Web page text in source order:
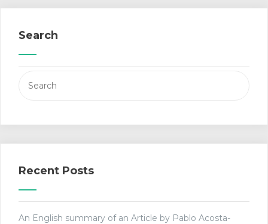
Search
for:
Recent Posts
An English summary of an Article by Pablo Acosta-